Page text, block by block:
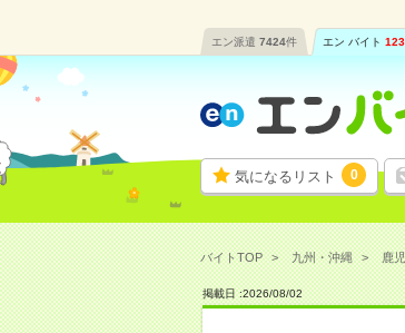
エン派遣 7424件 エン バイト
気になるリスト 0
バイトTOP 九州・沖縄 鹿
掲載日 :2026/08/02